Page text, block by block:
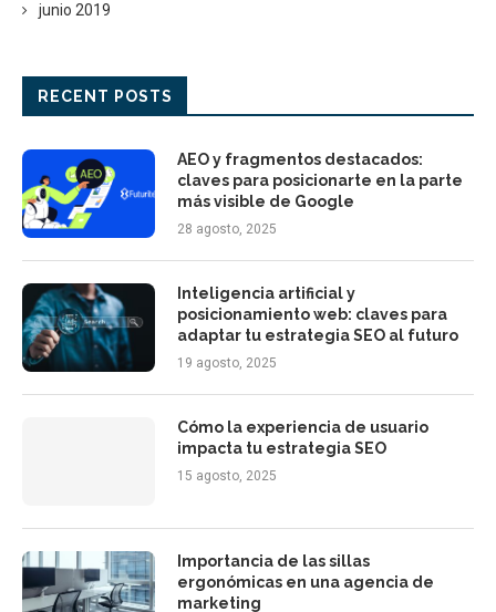
junio 2019
RECENT POSTS
AEO y fragmentos destacados:
claves para posicionarte en la parte
más visible de Google
28 agosto, 2025
Inteligencia artificial y
posicionamiento web: claves para
adaptar tu estrategia SEO al futuro
19 agosto, 2025
Cómo la experiencia de usuario
impacta tu estrategia SEO
15 agosto, 2025
Importancia de las sillas
ergonómicas en una agencia de
marketing